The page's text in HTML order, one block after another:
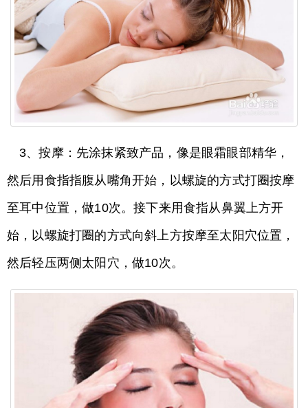
3、按摩：先涂抹紧致产品，像是眼霜眼部精华，
然后用食指指腹从嘴角开始，以螺旋的方式打圈按摩
至耳中位置，做10次。接下来用食指从鼻翼上方开
始，以螺旋打圈的方式向斜上方按摩至太阳穴位置，
然后轻压两侧太阳穴，做10次。